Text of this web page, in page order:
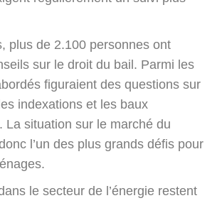
plus de 2.100 personnes ont
sur le droit du bail. Parmi les
figuraient des questions sur
indexations et les baux
La situation sur le marché du
l’un des plus grands défis pour
le secteur de l’énergie restent